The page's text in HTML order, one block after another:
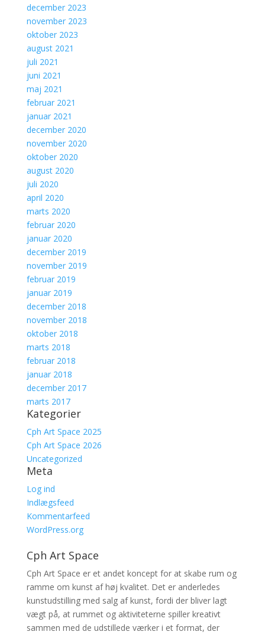
december 2023
november 2023
oktober 2023
august 2021
juli 2021
juni 2021
maj 2021
februar 2021
januar 2021
december 2020
november 2020
oktober 2020
august 2020
juli 2020
april 2020
marts 2020
februar 2020
januar 2020
december 2019
november 2019
februar 2019
januar 2019
december 2018
november 2018
oktober 2018
marts 2018
februar 2018
januar 2018
december 2017
marts 2017
Kategorier
Cph Art Space 2025
Cph Art Space 2026
Uncategorized
Meta
Log ind
Indlægsfeed
Kommentarfeed
WordPress.org
Cph Art Space
Cph Art Space er et andet koncept for at skabe rum og
ramme om kunst af høj kvalitet. Det er anderledes
kunstudstilling med salg af kunst, fordi der bliver lagt
vægt på, at rummet og aktiviteterne spiller kreativt
sammen med de udstillede værker i et format, der